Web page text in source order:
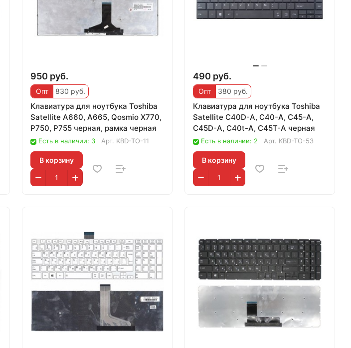
950 руб.
Опт 830 руб.
Клавиатура для ноутбука Toshiba
Satellite A660, A665, Qosmio X770,
P750, P755 черная, рамка черная
Есть в наличии: 3 Арт. KBD-TO-11
В корзину
490 руб.
Опт 380 руб.
Клавиатура для ноутбука Toshiba
Satellite C40D-A, C40-A, C45-A,
C45D-A, C40t-A, C45T-A черная
Есть в наличии: 2 Арт. KBD-TO-53
В корзину